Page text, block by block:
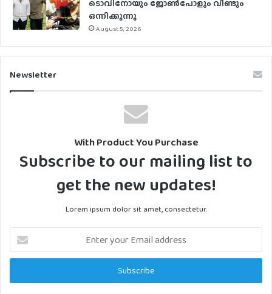
ടൊവിനോയും ജോൺപോളും വീണ്ടും
ഒന്നിക്കുന്നു
August 5, 2026
Newsletter
With Product You Purchase
Subscribe to our mailing list to
get the new updates!
Lorem ipsum dolor sit amet, consectetur.
Enter
your
Email